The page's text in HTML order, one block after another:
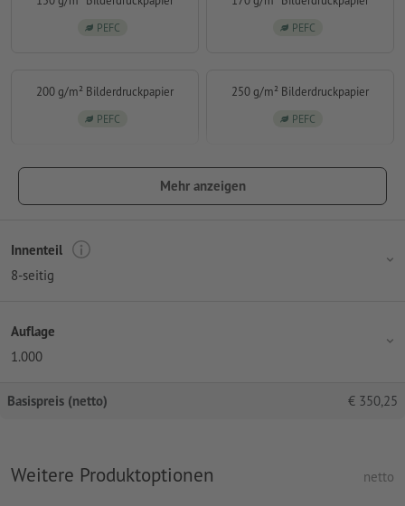
PEFC PEFC
200 g/m² Bilderdruckpapier
PEFC
250 g/m² Bilderdruckpapier
PEFC
Mehr anzeigen
Innenteil
8-seitig
Auflage
1.000
Basispreis (netto) € 350,25
Weitere Produktoptionen netto